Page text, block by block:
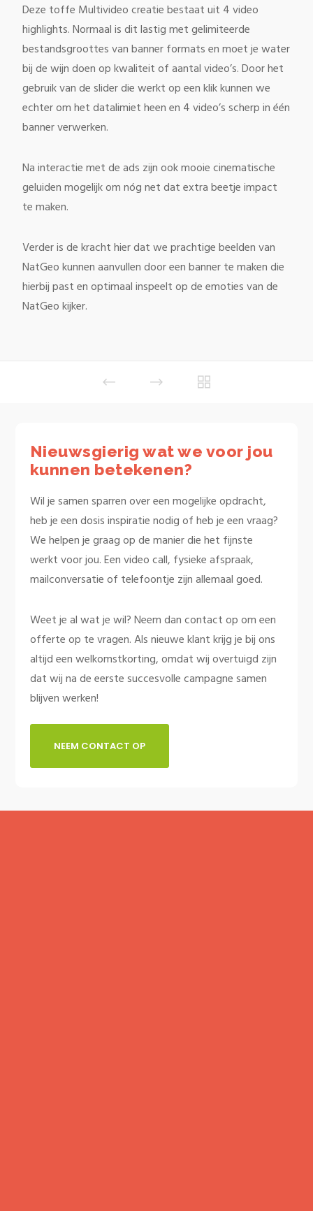
Deze toffe Multivideo creatie bestaat uit 4 video
highlights. Normaal is dit lastig met gelimiteerde
bestandsgroottes van banner formats en moet je water
bij de wijn doen op kwaliteit of aantal video’s. Door het
gebruik van de slider die werkt op een klik kunnen we
echter om het datalimiet heen en 4 video’s scherp in één
banner verwerken.
Na interactie met de ads zijn ook mooie cinematische
geluiden mogelijk om nóg net dat extra beetje impact
te maken.
Verder is de kracht hier dat we prachtige beelden van
NatGeo kunnen aanvullen door een banner te maken die
hierbij past en optimaal inspeelt op de emoties van de
NatGeo kijker.
Nieuwsgierig wat we voor jou
kunnen betekenen?
Wil je samen sparren over een mogelijke opdracht,
heb je een dosis inspiratie nodig of heb je een vraag?
We helpen je graag op de manier die het fijnste
werkt voor jou. Een video call, fysieke afspraak,
mailconversatie of telefoontje zijn allemaal goed.
Weet je al wat je wil? Neem dan contact op om een
offerte op te vragen. Als nieuwe klant krijg je bij ons
altijd een welkomstkorting, omdat wij overtuigd zijn
dat wij na de eerste succesvolle campagne samen
blijven werken!
NEEM CONTACT OP